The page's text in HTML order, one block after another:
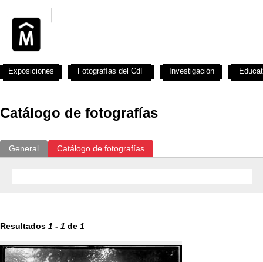
Catálogo de fotografías
General Catálogo de fotografías
Resultados 1 - 1 de 1
Exposiciones Fotografías del CdF Investigación